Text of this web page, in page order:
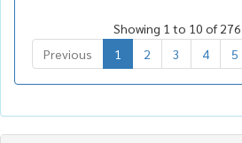
Showing 1 to 10 of
Previous
1 2 3 4 5